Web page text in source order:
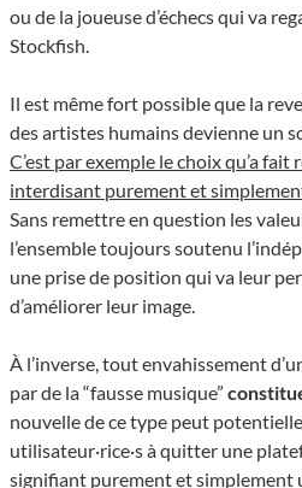
ou de la joueuse d’échecs qui va
Stockfish.
Il est même fort possible que la
des artistes humains devienne un
C’est par exemple le choix qu’a
interdisant purement et
Sans remettre en question les
l’ensemble toujours soutenu
une prise de position qui va leur
d’améliorer leur image.
À l’inverse, tout envahissement
par de la “fausse musique”
nouvelle de ce type peut
utilisateur·rice·s à quitter une
signifiant purement et simplement